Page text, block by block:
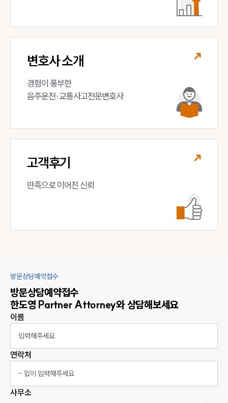
변호사 소개
경험이 풍부한
음주운전·교통사고전문변호사
고객후기
만족으로 이어진 신뢰
방문상담예약접수
방문상담예약접수
한도영 Partner Attorney와 상담해보세요
이름
연락처
사무소